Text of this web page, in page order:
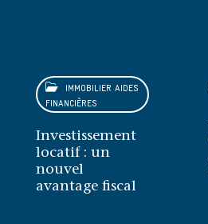
IMMOBILIER AIDES
FINANCIÈRES
Investissement
locatif : un
nouvel
avantage fiscal